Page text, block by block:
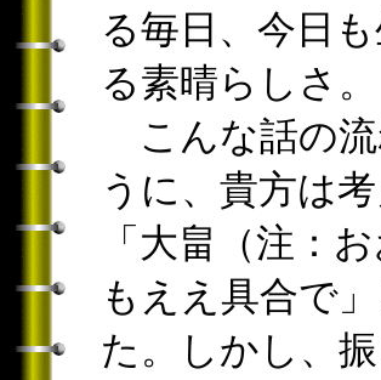
る毎日、今日
る素晴らしさ。
こんな話の流
うに、貴方は
「大畠（注：
もええ具合で
た。しかし、